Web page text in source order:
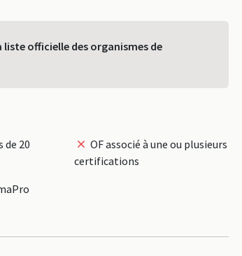
liste officielle des organismes de
de 20
OF associé à une ou plusieurs
certifications